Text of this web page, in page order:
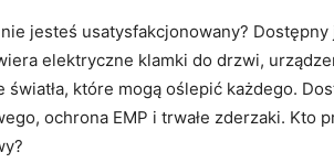
jesteś usatysfakcjonowany?
elektryczne klamki do drzwi,
światła, które mogą oślepić każdego.
ochrona EMP i trwałe zderzaki. Kto